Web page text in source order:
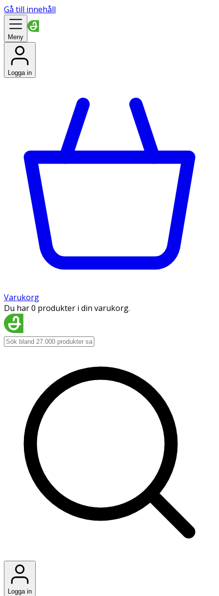
Gå till innehåll
Meny
Logga in
Varukorg
Du har 0 produkter i din varukorg.
Logga in